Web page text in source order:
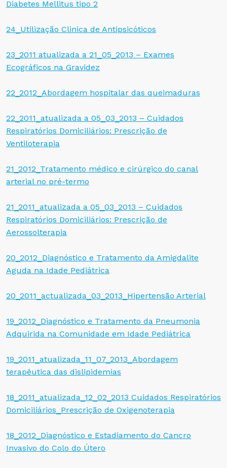
Diabetes Mellitus tipo 2
24_Utilização Clinica de Antipsicóticos
23_2011 atualizada a 21_05_2013 – Exames
Ecográficos na Gravidez
22_2012_Abordagem hospitalar das queimaduras
22_2011_atualizada a 05_03_2013 – Cuidados
Respiratórios Domiciliários: Prescrição de
Ventiloterapia
21_2012_Tratamento médico e cirúrgico do canal
arterial no pré-termo
21_2011_atualizada a 05_03_2013 – Cuidados
Respiratórios Domiciliários: Prescrição de
Aerossolterapia
20_2012_Diagnóstico e Tratamento da Amigdalite
Aguda na Idade Pediátrica
20_2011_actualizada_03_2013_Hipertensão Arterial
19_2012_Diagnóstico e Tratamento da Pneumonia
Adquirida na Comunidade em Idade Pediátrica
19_2011_atualizada_11_07_2013_Abordagem
terapêutica das dislipidemias
18_2011_atualizada_12_02_2013 Cuidados Respiratórios
Domiciliários_Prescrição de Oxigenoterapia
18_2012_Diagnóstico e Estadiamento do Cancro
Invasivo do Colo do Útero